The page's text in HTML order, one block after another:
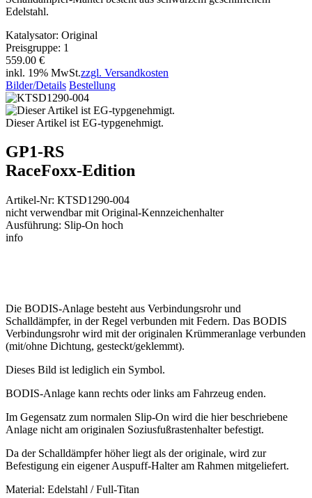
Edelstahl.
Katalysator: Original
Preisgruppe: 1
559.00 €
inkl. 19% MwSt.zzgl. Versandkosten
Bilder/Details Bestellung
Dieser Artikel ist EG-typgenehmigt.
GP1-RS
RaceFoxx-Edition
Artikel-Nr: KTSD1290-004
nicht verwendbar mit Original-Kennzeichenhalter
Ausführung: Slip-On hoch
info
Die BODIS-Anlage besteht aus Verbindungsrohr und
Schalldämpfer, in der Regel verbunden mit Federn. Das BODIS
Verbindungsrohr wird mit der originalen Krümmeranlage verbunden
(mit/ohne Dichtung, gesteckt/geklemmt).
Dieses Bild ist lediglich ein Symbol.
BODIS-Anlage kann rechts oder links am Fahrzeug enden.
Im Gegensatz zum normalen Slip-On wird die hier beschriebene
Anlage nicht am originalen Soziusfußrastenhalter befestigt.
Da der Schalldämpfer höher liegt als der originale, wird zur
Befestigung ein eigener Auspuff-Halter am Rahmen mitgeliefert.
Material: Edelstahl / Full-Titan